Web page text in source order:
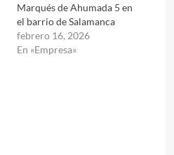
Marqués de Ahumada 5 en
el barrio de Salamanca
febrero 16, 2026
En «Empresa»